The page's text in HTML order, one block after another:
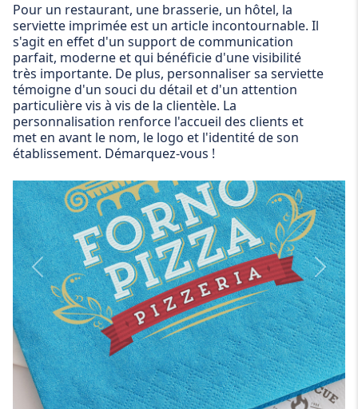
Pour un restaurant, une brasserie, un hôtel, la
serviette imprimée est un article incontournable. Il
s'agit en effet d'un support de communication
parfait, moderne et qui bénéficie d'une visibilité
très importante. De plus, personnaliser sa serviette
témoigne d'un souci du détail et d'un attention
particulière vis à vis de la clientèle. La
personnalisation renforce l'accueil des clients et
met en avant le nom, le logo et l'identité de son
établissement. Démarquez-vous !
Personnalization